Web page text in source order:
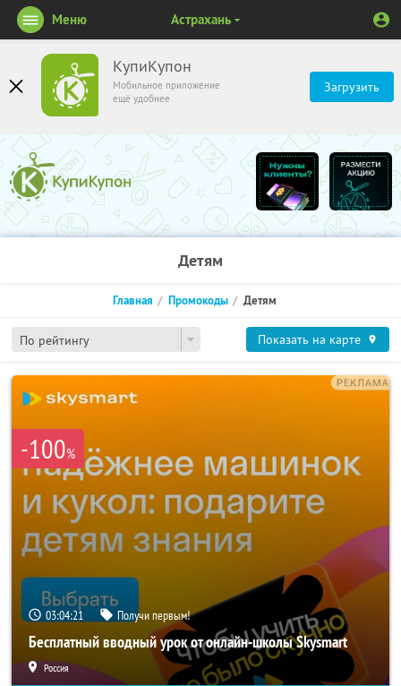
КупиКупон
Мобильное приложение
ещё удобнее
Загрузить
Меню Астрахань
Детям
По рейтингу
Главная Промокоды Детям
Показать на карте
-100%
03:04:21 Получи первым!
Бесплатный вводный урок от онлайн-школы Skysmart
Россия